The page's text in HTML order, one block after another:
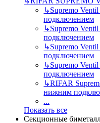
↳Supremo
подключением
↳Supremo
подключением
↳Supremo
подключением
↳Supremo
подключением
↳RIFAR
нижним
...
Показать все
Секционные